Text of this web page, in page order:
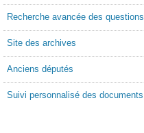
Recherche avancée des questions
Site des archives
Anciens députés
Suivi personnalisé des documents